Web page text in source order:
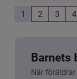
1 2 3 4
Barnets
När